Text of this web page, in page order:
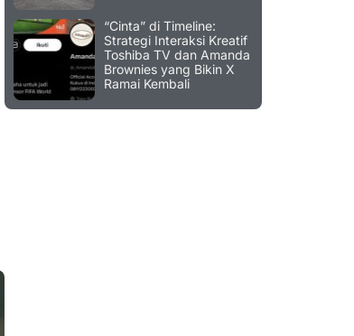
“Cinta” di Timeline:
Strategi Interaksi Kreatif
Toshiba TV dan Amanda
Brownies yang Bikin X
Ramai Kembali